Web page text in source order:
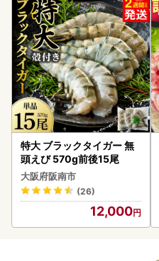
特大 ブラックタイガー 無
頭えび 570g前後15尾
大阪府阪南市
(26)
12,000